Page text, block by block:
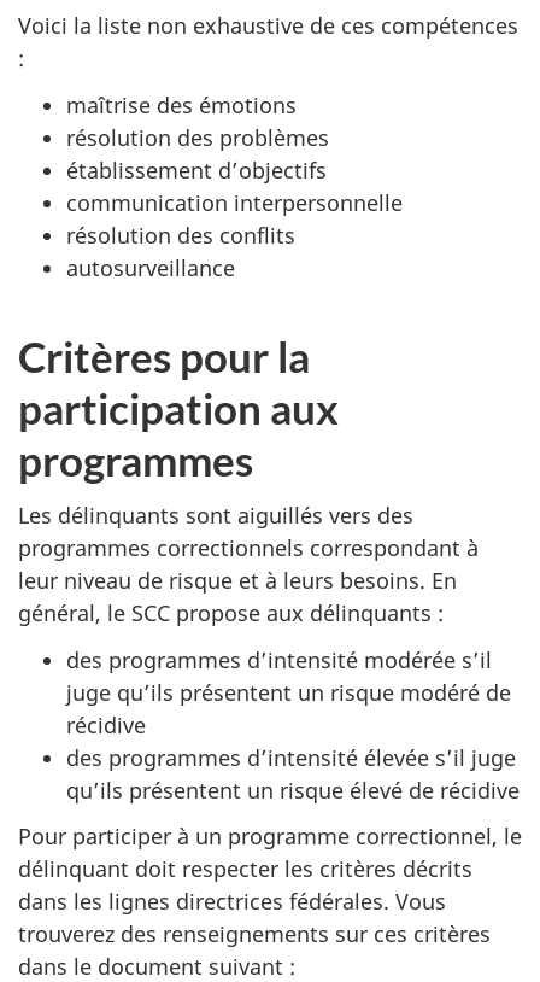
Voici la liste non exhaustive de ces compétences
:
maîtrise des émotions
résolution des problèmes
établissement d’objectifs
communication interpersonnelle
résolution des conflits
autosurveillance
Critères pour la
participation aux
programmes
Les délinquants sont aiguillés vers des
programmes correctionnels correspondant à
leur niveau de risque et à leurs besoins. En
général, le SCC propose aux délinquants :
des programmes d’intensité modérée s’il
juge qu’ils présentent un risque modéré de
récidive
des programmes d’intensité élevée s’il juge
qu’ils présentent un risque élevé de récidive
Pour participer à un programme correctionnel, le
délinquant doit respecter les critères décrits
dans les lignes directrices fédérales. Vous
trouverez des renseignements sur ces critères
dans le document suivant :